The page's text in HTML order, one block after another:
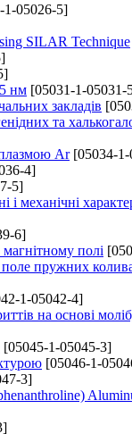
1-05026-5]
SILAR Technique
нм [05031-1-05031-
закладів
та
плазмою Ar[05034-1-
4]
5]
механічні
6]
полі
поле пружних
1-05042-4]
на основі
[05045-1-05045-3]
[05046-1-
3]